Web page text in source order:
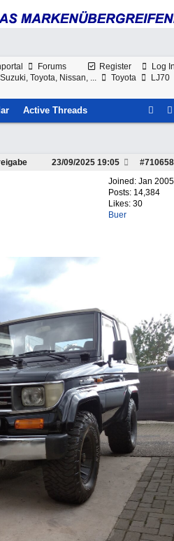
Register Log
Forums
Toyota, Nissan, ... Toyota
LJ70
Active Threads
#710658
23/09/2025 19:05
Joined: Jan 2005
Posts: 14,384
Likes: 30
Buer